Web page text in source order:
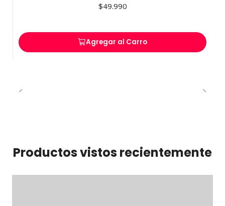
$49.990
Agregar al Carro
Productos vistos recientemente